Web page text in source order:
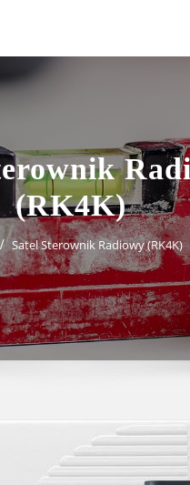
(RK4K)
Satel Sterownik Radiowy (RK4K)